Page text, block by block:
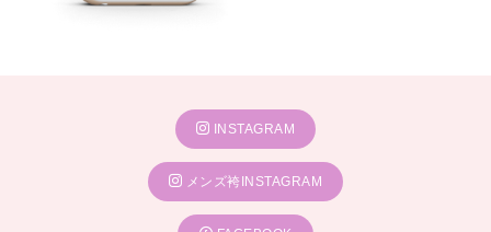
INSTAGRAM
メンズ袴INSTAGRAM